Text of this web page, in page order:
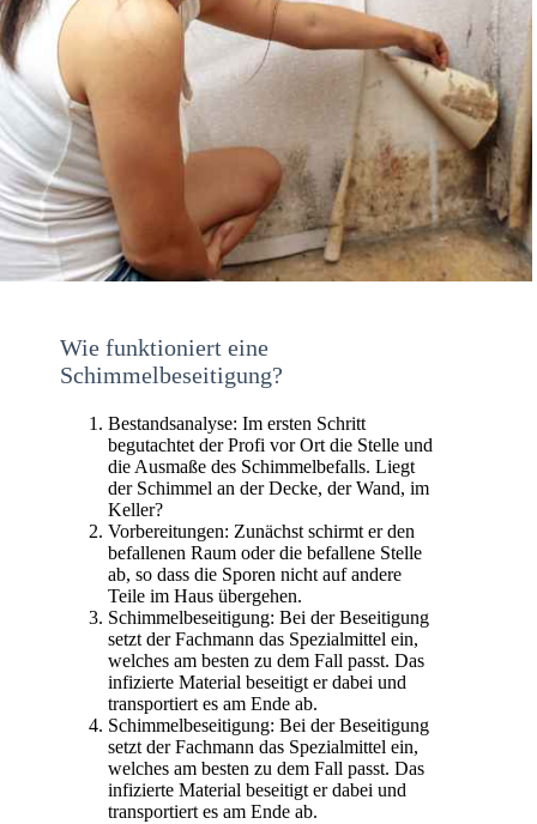
Wie funktioniert eine
Schimmelbeseitigung?
Bestandsanalyse: Im ersten Schritt
begutachtet der Profi vor Ort die Stelle und
die Ausmaße des Schimmelbefalls. Liegt
der Schimmel an der Decke, der Wand, im
Keller?
Vorbereitungen: Zunächst schirmt er den
befallenen Raum oder die befallene Stelle
ab, so dass die Sporen nicht auf andere
Teile im Haus übergehen.
Schimmelbeseitigung: Bei der Beseitigung
setzt der Fachmann das Spezialmittel ein,
welches am besten zu dem Fall passt. Das
infizierte Material beseitigt er dabei und
transportiert es am Ende ab.
Schimmelbeseitigung: Bei der Beseitigung
setzt der Fachmann das Spezialmittel ein,
welches am besten zu dem Fall passt. Das
infizierte Material beseitigt er dabei und
transportiert es am Ende ab.